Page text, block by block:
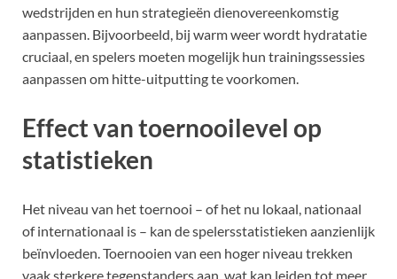
wedstrijden en hun strategieën dienovereenkomstig
aanpassen. Bijvoorbeeld, bij warm weer wordt hydratatie
cruciaal, en spelers moeten mogelijk hun trainingssessies
aanpassen om hitte-uitputting te voorkomen.
Effect van toernooilevel op
statistieken
Het niveau van het toernooi – of het nu lokaal, nationaal
of internationaal is – kan de spelersstatistieken aanzienlijk
beïnvloeden. Toernooien van een hoger niveau trekken
vaak sterkere tegenstanders aan, wat kan leiden tot meer